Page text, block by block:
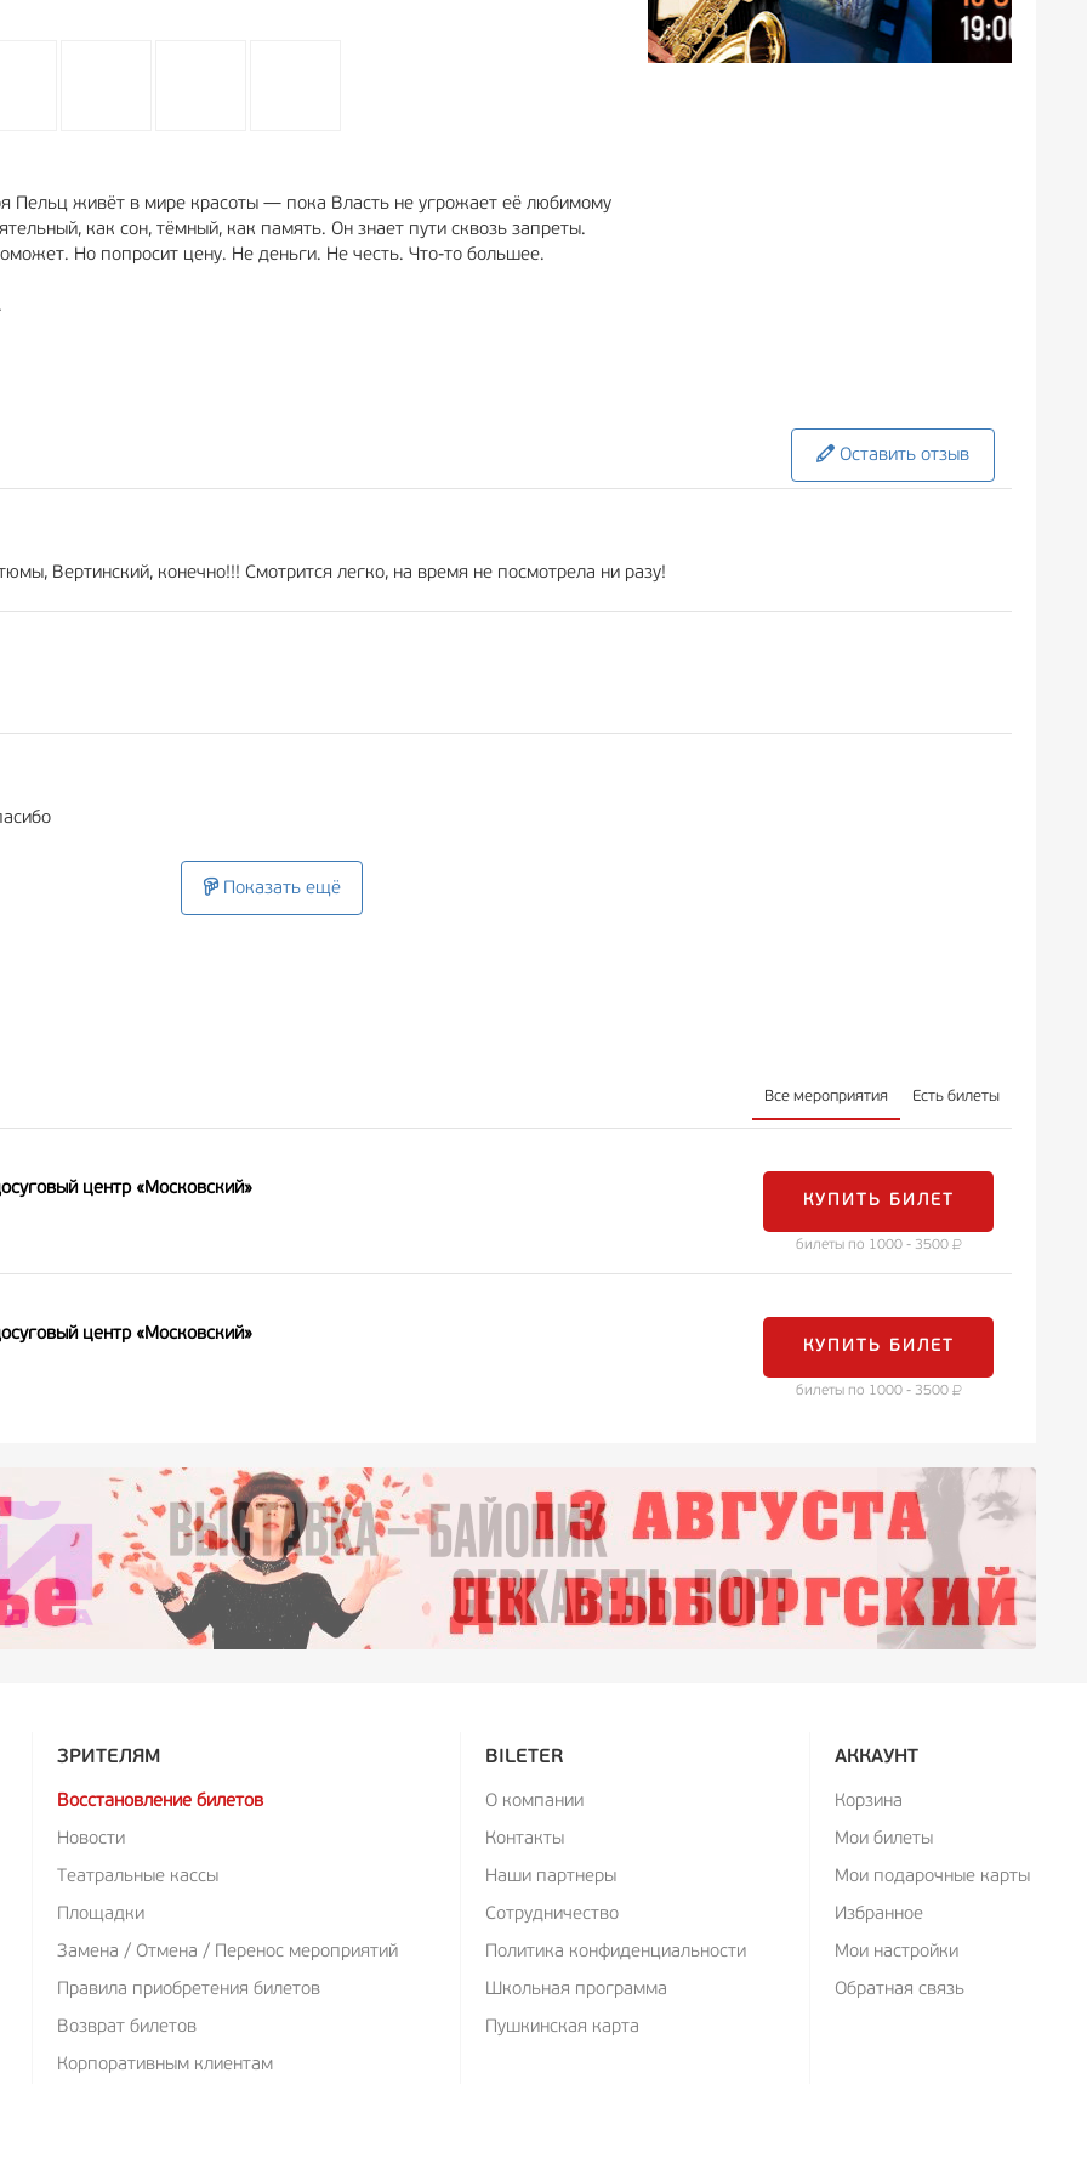
Пельц живёт в мире красоты — пока Власть не угрожает её любимому
как сон, тёмный, как память. Он знает пути сквозь запреты.
Но попросит цену. Не деньги. Не честь. Что-то большее.
Оставить отзыв
Вертинский, конечно!!! Смотрится легко, на время не посмотрела ни разу!
Показать ещё
Все мероприятия Есть билеты
центр «Московский»
КУПИТЬ БИЛЕТ
билеты по 1000 - 3500
центр «Московский»
КУПИТЬ БИЛЕТ
билеты по 1000 - 3500
ЗРИТЕЛЯМ
Восстановление билетов
Новости
Театральные кассы
Площадки
Замена / Отмена / Перенос мероприятий
Правила приобретения билетов
Возврат билетов
Корпоративным клиентам
BILETER
О компании
Контакты
Наши партнеры
Сотрудничество
Политика конфиденциальности
Школьная программа
Пушкинская карта
АККАУНТ
Корзина
Мои билеты
Мои подарочные карты
Избранное
Мои настройки
Обратная связь